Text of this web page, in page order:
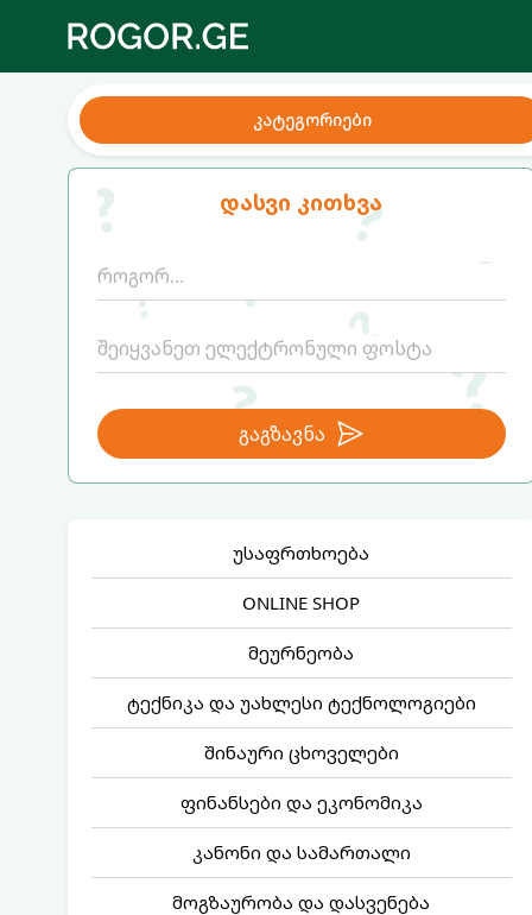
კატეგორიები
დასვი კითხვა
გაგზავნა
უსაფრთხოება
ONLINE SHOP
მეურნეობა
ტექნიკა და უახლესი ტექნოლოგიები
შინაური ცხოველები
ფინანსები და ეკონომიკა
კანონი და სამართალი
მოგზაურობა და დასვენება